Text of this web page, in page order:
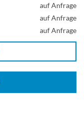
auf Anfrage
auf Anfrage
auf Anfrage